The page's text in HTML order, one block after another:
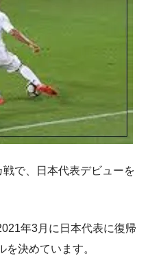
で、日本代表デビューを
年3月に日本代表に復帰
を決めています。